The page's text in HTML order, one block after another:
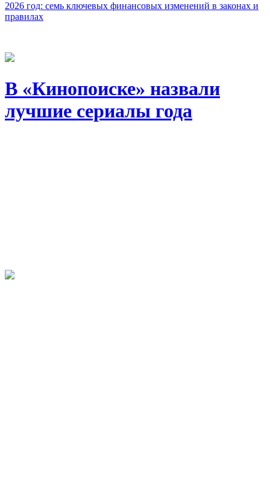
2026 год: семь ключевых финансовых изменений в законах и
правилах
В «Кинопоиске» назвали
лучшие сериалы года